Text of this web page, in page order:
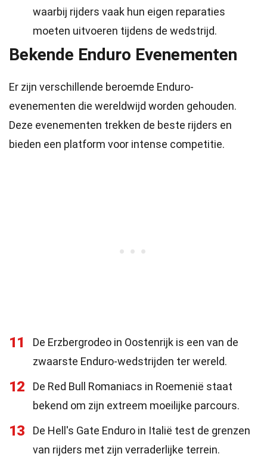
waarbij rijders vaak hun eigen reparaties
moeten uitvoeren tijdens de wedstrijd.
Bekende Enduro Evenementen
Er zijn verschillende beroemde Enduro-
evenementen die wereldwijd worden gehouden.
Deze evenementen trekken de beste rijders en
bieden een platform voor intense competitie.
11
De Erzbergrodeo in Oostenrijk is een van de
zwaarste Enduro-wedstrijden ter wereld.
12
De Red Bull Romaniacs in Roemenië staat
bekend om zijn extreem moeilijke parcours.
13
De Hell's Gate Enduro in Italië test de grenzen
van rijders met zijn verraderlijke terrein.